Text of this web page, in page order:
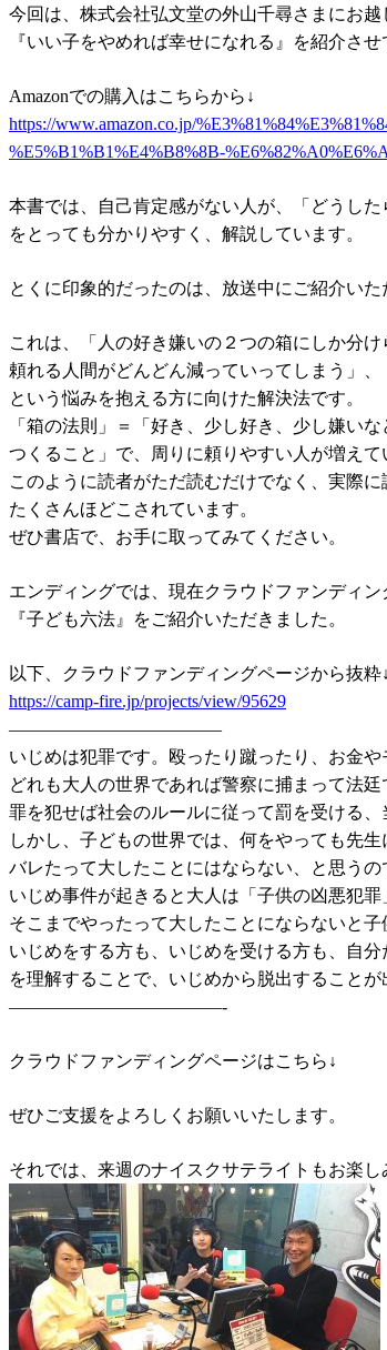
今回は、株式会社弘文堂の外山千尋さまにお越
『いい子をやめれば幸せになれる』を紹介させ
Amazonでの購入はこちらから↓
https://www.amazon.co.jp/
%E5%B1%B1%E4%B8%8B-
本書では、自己肯定感がない人が、「どうし
をとっても分かりやすく、解説しています。
とくに印象的だったのは、放送中にご紹介いた
これは、「人の好き嫌いの２つの箱にしか分け
頼れる人間がどんどん減っていってしまう」、
という悩みを抱える方に向けた解決法です。
「箱の法則」＝「好き、少し好き、少し嫌い
つくること」で、周りに頼りやすい人が増えて
このように読者がただ読むだけでなく、実際
たくさんほどこされています。
ぜひ書店で、お手に取ってみてください。
エンディングでは、現在クラウドファンディン
『子ども六法』をご紹介いただきました。
以下、クラウドファンディングページから抜粋↓
https://camp-fire.jp/projects/view/95629
————————————
いじめは犯罪です。殴ったり蹴ったり、お金や
どれも大人の世界であれば警察に捕まって法廷
罪を犯せば社会のルールに従って罰を受ける、
しかし、子どもの世界では、何をやっても先生
バレたって大したことにはならない、と思う
いじめ事件が起きると大人は「子供の凶悪犯
そこまでやったって大したことにならないと
いじめをする方も、いじめを受ける方も、自
を理解することで、いじめから脱出することが
————————————-
クラウドファンディングページはこちら↓
ぜひご支援をよろしくお願いいたします。
それでは、来週のナイスクサテライトもお楽し